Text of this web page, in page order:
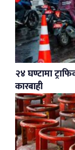
२४ घण्टामा
कारबाही